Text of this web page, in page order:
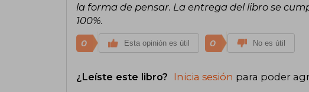
la forma de pensar. La entrega del libro se
100%.
0 Esta opinión es útil 0 No es útil
¿Leíste este libro? Inicia sesión para poder